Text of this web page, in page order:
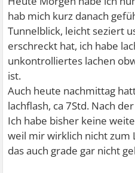
hab mich kurz danach
Tunnelblick, leicht seziert
erschreckt hat, ich habe
unkontrolliertes lachen
ist.
Auch heute nachmittag
lachflash, ca 7Std. Nach
Ich habe bisher keine
weil mir wirklich nicht zum
das auch grade gar nicht